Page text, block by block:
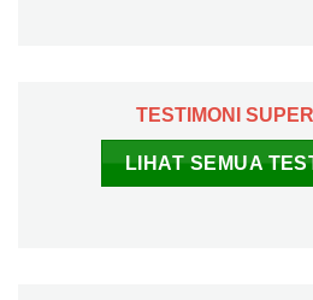
TESTIMONI
LIHAT SEMUA